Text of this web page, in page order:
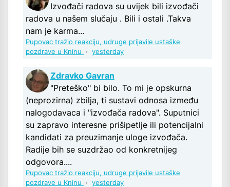
Izvođači radova su uvijek bili izvođači
radova u našem slučaju . Bili i ostali .Takva
nam je karma...
Pupovac tražio reakciju, udruge prijavile ustaške
pozdrave u Kninu
· yesterday
Zdravko Gavran
"Preteško" bi bilo. To mi je opskurna
(neprozirna) zbilja, ti sustavi odnosa između
nalogodavaca i "izvođača radova". Suputnici
su zapravo interesne prišipetlje ili potencijalni
kandidati za preuzimanje uloge izvođača.
Radije bih se suzdržao od konkretnijeg
odgovora....
Pupovac tražio reakciju, udruge prijavile ustaške
pozdrave u Kninu
· yesterday